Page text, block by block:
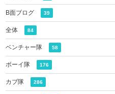
B面ブログ 39
全体 84
ベンチャー隊 58
ボーイ隊 176
カブ隊 286